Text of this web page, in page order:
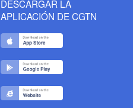
DESCARGAR LA
APLICACIÓN DE CGTN